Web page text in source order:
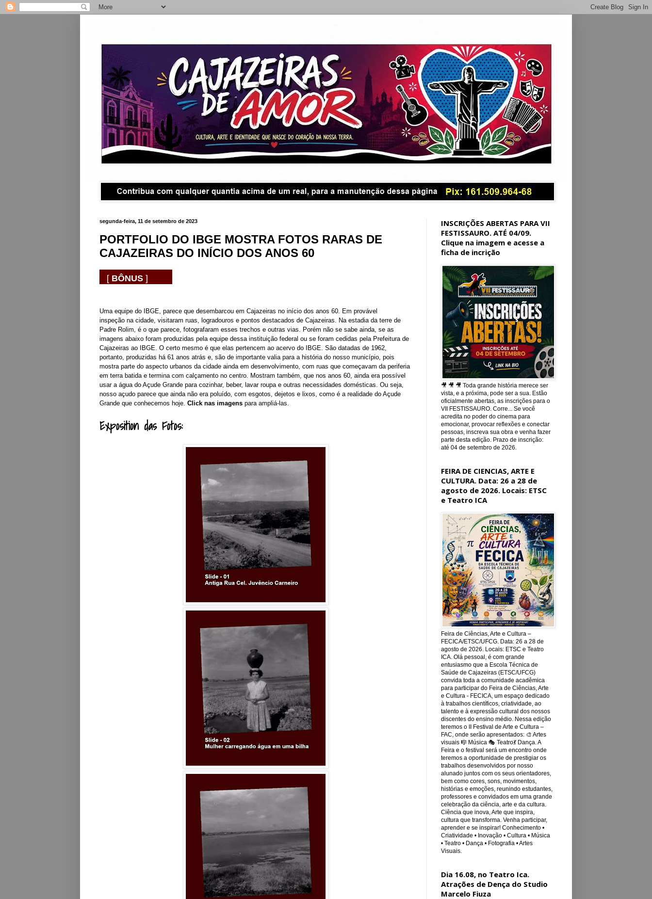
segunda-feira, 11 de setembro de 2023
PORTFOLIO DO IBGE MOSTRA FOTOS RARAS DE
CAJAZEIRAS DO INÍCIO DOS ANOS 60
[ BÔNUS ]
Uma equipe do IBGE, parece que desembarcou em Cajazeiras no início dos anos 60. Em provável
inspeção na cidade, visitaram ruas, logradouros e pontos destacados de Cajazeiras. Na estadia da terre de
Padre Rolim, é o que parece, fotografaram esses trechos e outras vias. Porém não se sabe ainda, se as
imagens abaixo foram produzidas pela equipe dessa instituição federal ou se foram cedidas pela Prefeitura de
Cajazeiras ao IBGE. O certo mesmo é que elas pertencem ao acervo do IBGE. São datadas de 1962,
portanto, produzidas há 61 anos atrás e, são de importante valia para a história do nosso município, pois
mostra parte do aspecto urbanos da cidade ainda em desenvolvimento, com ruas que começavam da periferia
em terra batida e termina com calçamento no centro. Mostram também, que nos anos 60, ainda era possível
usar a água do Açude Grande para cozinhar, beber, lavar roupa e outras necessidades domésticas. Ou seja,
nosso açudo parece que ainda não era poluído, com esgotos, dejetos e lixos, como é a realidade do Açude
Grande que conhecemos hoje. Click nas imagens para ampliá-las.
Exposition das Fotos:
INSCRIÇÕES ABERTAS PARA VII
FESTISSAURO. ATÉ 04/09.
Clique na imagem e acesse a
ficha de incrição
🎥 🎥 🎥 Toda grande história merece ser
vista, e a próxima, pode ser a sua. Estão
oficialmente abertas, as inscrições para o
VII FESTISSAURO. Corre... Se você
acredita no poder do cinema para
emocionar, provocar reflexões e conectar
pessoas, inscreva sua obra e venha fazer
parte desta edição. Prazo de inscrição:
até 04 de setembro de 2026.
FEIRA DE CIENCIAS, ARTE E
CULTURA. Data: 26 a 28 de
agosto de 2026. Locais: ETSC
e Teatro ICA
Feira de Ciências, Arte e Cultura –
FECICA/ETSC/UFCG. Data: 26 a 28 de
agosto de 2026. Locais: ETSC e Teatro
ICA. Olá pessoal, é com grande
entusiasmo que a Escola Técnica de
Saúde de Cajazeiras (ETSC/UFCG)
convida toda a comunidade acadêmica
para participar do Feira de Ciências, Arte
e Cultura - FECICA, um espaço dedicado
à trabalhos científicos, criatividade, ao
talento e à expressão cultural dos nossos
discentes do ensino médio. Nessa edição
teremos o II Festival de Arte e Cultura –
FAC, onde serão apresentados: 🎨 Artes
visuais 🎼 Música 🎭 Teatro💃 Dança. A
Feira e o festival será um encontro onde
teremos a oportunidade de prestigiar os
trabalhos desenvolvidos por nosso
alunado juntos com os seus orientadores,
bem como cores, sons, movimentos,
histórias e emoções, reunindo estudantes,
professores e convidados em uma grande
celebração da ciência, arte e da cultura.
Ciência que inova, Arte que inspira,
cultura que transforma. Venha participar,
aprender e se inspirar! Conhecimento •
Criatividade • Inovação • Cultura • Música
• Teatro • Dança • Fotografia • Artes
Visuais.
Dia 16.08, no Teatro Ica.
Atrações de Dença do Studio
Marcelo Fiuza